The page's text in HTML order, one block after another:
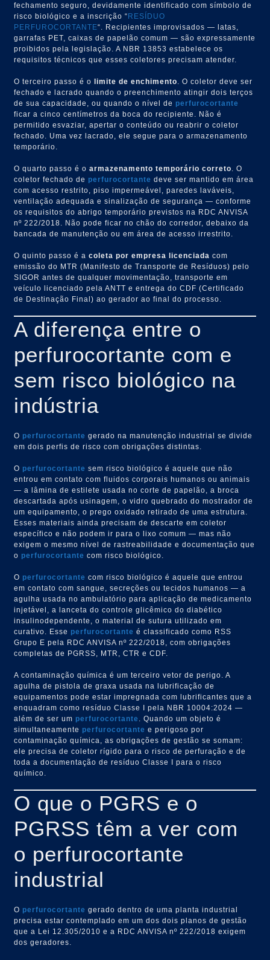
fechamento seguro, devidamente identificado com símbolo de
risco biológico e a inscrição “RESÍDUO
PERFUROCORTANTE“. Recipientes improvisados — latas,
garrafas PET, caixas de papelão comum — são expressamente
proibidos pela legislação. A NBR 13853 estabelece os
requisitos técnicos que esses coletores precisam atender.
O terceiro passo é olimite de enchimento
. O coletor deve ser
fechado e lacrado quando o preenchimento atingir dois terços
de sua capacidade, ou quando o nível de perfurocortante
ficar a cinco centímetros da boca do recipiente. Não é
permitido esvaziar, apertar o conteúdo ou reabrir o coletor
fechado. Uma vez lacrado, ele segue para o armazenamento
temporário.
O quarto passo é oarmazenamento temporário correto
. O
coletor fechado de perfurocortante deve ser mantido em área
com acesso restrito, piso impermeável, paredes laváveis,
ventilação adequada e sinalização de segurança — conforme
os requisitos do abrigo temporário previstos na RDC ANVISA
nº 222/2018. Não pode ficar no chão do corredor, debaixo da
bancada de manutenção ou em área de acesso irrestrito.
O quinto passo é acoleta por empresa licenciada com
emissão do MTR (Manifesto de Transporte de Resíduos) pelo
SIGOR antes de qualquer movimentação, transporte em
veículo licenciado pela ANTT e entrega do CDF (Certificado
de Destinação Final) ao gerador ao final do processo.
A diferença entre o
perfurocortante com e
sem risco biológico na
indústria
O perfurocortante gerado na manutenção industrial se divide
em dois perfis de risco com obrigações distintas.
O perfurocortante sem risco biológico é aquele que não
entrou em contato com fluidos corporais humanos ou animais
— a lâmina de estilete usada no corte de papelão, a broca
descartada após usinagem, o vidro quebrado do mostrador de
um equipamento, o prego oxidado retirado de uma estrutura.
Esses materiais ainda precisam de descarte em coletor
específico e não podem ir para o lixo comum — mas não
exigem o mesmo nível de rastreabilidade e documentação que
o perfurocortante com risco biológico.
O perfurocortante com risco biológico é aquele que entrou
em contato com sangue, secreções ou tecidos humanos — a
agulha usada no ambulatório para aplicação de medicamento
injetável, a lanceta do controle glicêmico do diabético
insulinodependente, o material de sutura utilizado em
curativo. Esse perfurocortante é classificado como RSS
Grupo E pela RDC ANVISA nº 222/2018, com obrigações
completas de PGRSS, MTR, CTR e CDF.
A contaminação química é um terceiro vetor de perigo. A
agulha de pistola de graxa usada na lubrificação de
equipamentos pode estar impregnada com lubrificantes que a
enquadram como resíduo Classe I pela NBR 10004:2024 —
além de ser um perfurocortante
. Quando um objeto é
simultaneamente perfurocortante e perigoso por
contaminação química, as obrigações de gestão se somam:
ele precisa de coletor rígido para o risco de perfuração e de
toda a documentação de resíduo Classe I para o risco
químico.
O que o PGRS e o
PGRSS têm a ver com
o perfurocortante
industrial
O perfurocortante gerado dentro de uma planta industrial
precisa estar contemplado em um dos dois planos de gestão
que a Lei 12.305/2010 e a RDC ANVISA nº 222/2018 exigem
dos geradores.